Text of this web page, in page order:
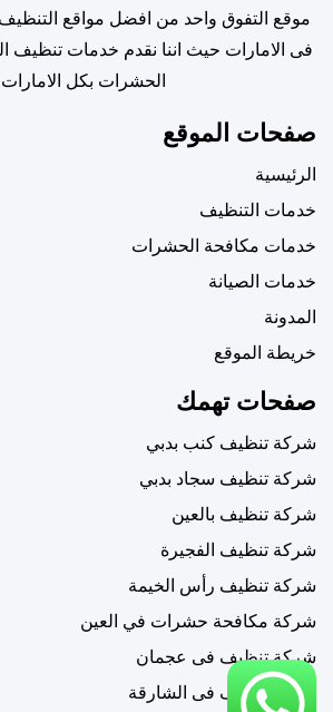
موقع التفوق واحد من افضل مواقع
فى الامارات حيث اننا نقدم خدمات تنظيف
الحشرات بكل الامارات
صفحات الموقع
الرئيسية
خدمات التنظيف
خدمات مكافحة الحشرات
خدمات الصيانة
المدونة
خريطة الموقع
صفحات تهمك
شركة تنظيف كنب بدبي
شركة تنظيف سجاد بدبي
شركة تنظيف بالعين
شركة تنظيف الفجيرة
شركة تنظيف رأس الخيمة
شركة مكافحة حشرات في العين
شركة تنظيف فى عجمان
شركة تنظيف فى الشارقة